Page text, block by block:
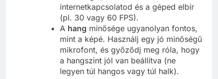
internetkapcsolatod és a géped elbír
(pl. 30 vagy 60 FPS).
A hang minősége ugyanolyan fontos,
mint a képé. Használj egy jó minőségű
mikrofont, és győződj meg róla, hogy
a hangszint jól van beállítva (ne
legyen túl hangos vagy túl halk).